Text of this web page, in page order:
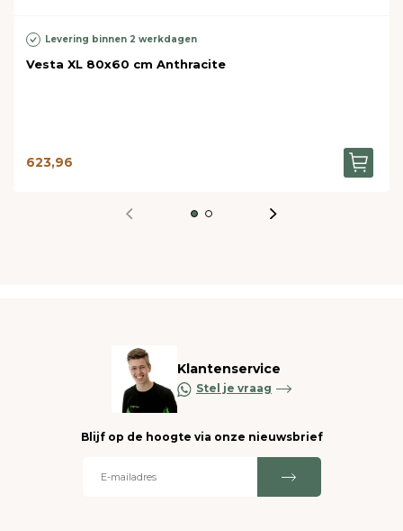
Levering binnen 2 werkdagen
Vesta XL 80x60 cm Anthracite
623,96
Klantenservice
Stel je vraag
Blijf op de hoogte via onze nieuwsbrief